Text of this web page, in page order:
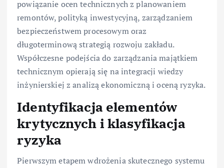
powiązanie ocen technicznych z planowaniem
remontów, polityką inwestycyjną, zarządzaniem
bezpieczeństwem procesowym oraz
długoterminową strategią rozwoju zakładu.
Współczesne podejścia do zarządzania majątkiem
technicznym opierają się na integracji wiedzy
inżynierskiej z analizą ekonomiczną i oceną ryzyka.
Identyfikacja elementów
krytycznych i klasyfikacja
ryzyka
Pierwszym etapem wdrożenia skutecznego systemu